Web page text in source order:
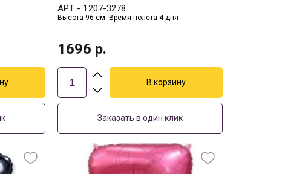
АРТ - 1207-3278
Высота 96 см. Время полета 4 дня
1696 р.
Заказать в один клик